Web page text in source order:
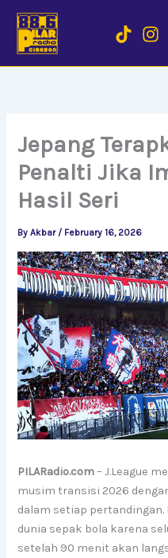
content
Jepang
Penalti Jika
Hasil Seri
ByAkbar / February 16, 2026
PILARadio.com– J.League
musim transisi 2026
dalam setiap
dunia sepak bola karena
setelah 90 menit akan